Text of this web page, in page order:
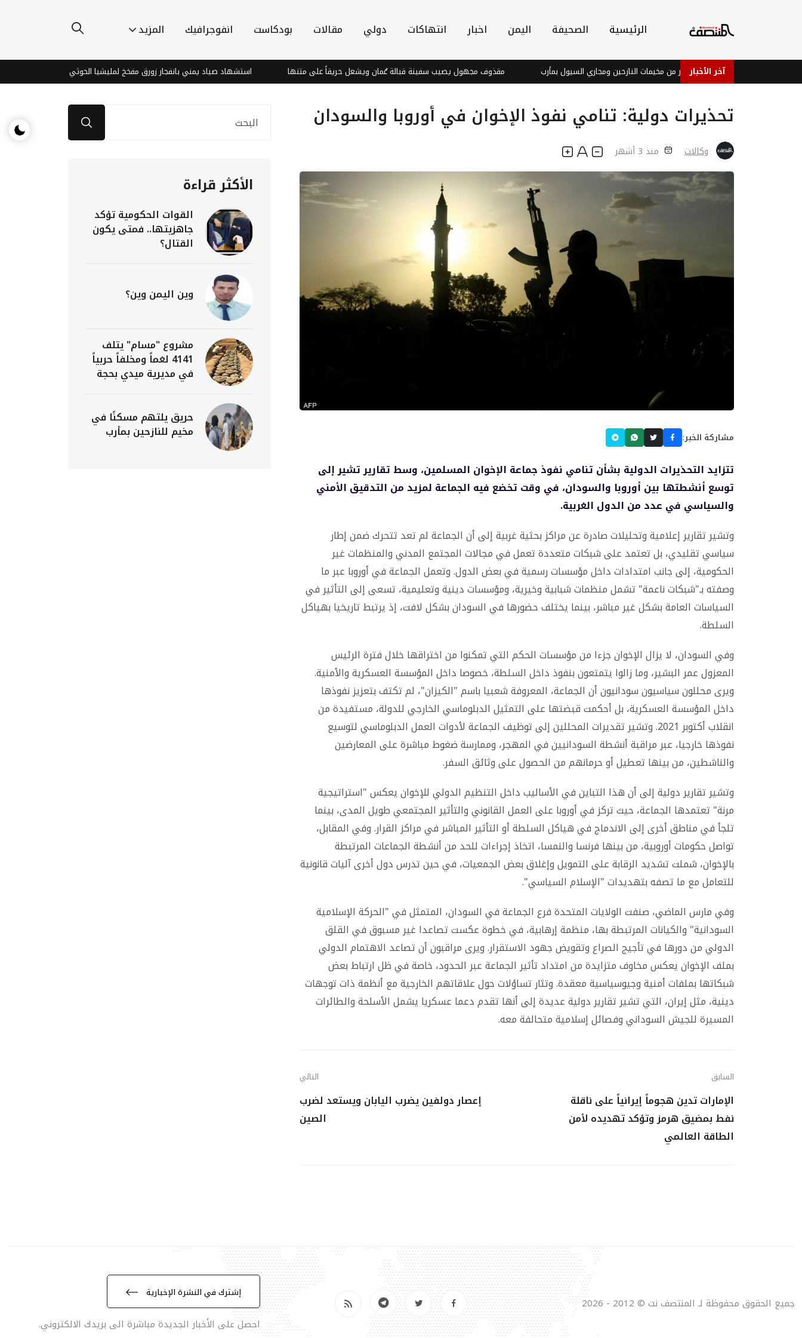
الرئيسية الصحيفة اليمن اخبار انتهاكات دولي مقالات بودكاست انفوجرافيك المزيد
آخر الأخبار
إتلاف ألغام وذخائر من مخيمات النازحين ومجاري السيول بمأرب مقذوف مجهول يصيب سفينة قبالة عُمان ويشعل حريقاً على متنها استشهاد صياد يمني بانفجار زورق مفخخ لمليشيا الحوثي في البحر الأحمر
تحذيرات دولية: تنامي نفوذ الإخوان في أوروبا والسودان
وكالات منذ 3 أشهر
مشاركة الخبر:
تتزايد التحذيرات الدولية بشأن تنامي نفوذ جماعة الإخوان المسلمين، وسط تقارير تشير إلى
توسع أنشطتها بين أوروبا والسودان، في وقت تخضع فيه الجماعة لمزيد من التدقيق الأمني
والسياسي في عدد من الدول الغربية.
وتشير تقارير إعلامية وتحليلات صادرة عن مراكز بحثية غربية إلى أن الجماعة لم تعد تتحرك ضمن إطار
سياسي تقليدي، بل تعتمد على شبكات متعددة تعمل في مجالات المجتمع المدني والمنظمات غير
الحكومية، إلى جانب امتدادات داخل مؤسسات رسمية في بعض الدول. وتعمل الجماعة في أوروبا عبر ما
وصفته بـ"شبكات ناعمة" تشمل منظمات شبابية وخيرية، ومؤسسات دينية وتعليمية، تسعى إلى التأثير في
السياسات العامة بشكل غير مباشر، بينما يختلف حضورها في السودان بشكل لافت، إذ يرتبط تاريخيا بهياكل
السلطة.
وفي السودان، لا يزال الإخوان جزءا من مؤسسات الحكم التي تمكنوا من اختراقها خلال فترة الرئيس
المعزول عمر البشير، وما زالوا يتمتعون بنفوذ داخل السلطة، خصوصا داخل المؤسسة العسكرية والأمنية.
ويرى محللون سياسيون سودانيون أن الجماعة، المعروفة شعبيا باسم "الكيزان"، لم تكتف بتعزيز نفوذها
داخل المؤسسة العسكرية، بل أحكمت قبضتها على التمثيل الدبلوماسي الخارجي للدولة، مستفيدة من
انقلاب أكتوبر 2021. وتشير تقديرات المحللين إلى توظيف الجماعة لأدوات العمل الدبلوماسي لتوسيع
نفوذها خارجيا، عبر مراقبة أنشطة السودانيين في المهجر، وممارسة ضغوط مباشرة على المعارضين
والناشطين، من بينها تعطيل أو حرمانهم من الحصول على وثائق السفر.
وتشير تقارير دولية إلى أن هذا التباين في الأساليب داخل التنظيم الدولي للإخوان يعكس "استراتيجية
مرنة" تعتمدها الجماعة، حيث تركز في أوروبا على العمل القانوني والتأثير المجتمعي طويل المدى، بينما
تلجأ في مناطق أخرى إلى الاندماج في هياكل السلطة أو التأثير المباشر في مراكز القرار. وفي المقابل،
تواصل حكومات أوروبية، من بينها فرنسا والنمسا، اتخاذ إجراءات للحد من أنشطة الجماعات المرتبطة
بالإخوان، شملت تشديد الرقابة على التمويل وإغلاق بعض الجمعيات، في حين تدرس دول أخرى آليات قانونية
للتعامل مع ما تصفه بتهديدات "الإسلام السياسي".
وفي مارس الماضي، صنفت الولايات المتحدة فرع الجماعة في السودان، المتمثل في "الحركة الإسلامية
السودانية" والكيانات المرتبطة بها، منظمة إرهابية، في خطوة عكست تصاعدا غير مسبوق في القلق
الدولي من دورها في تأجيج الصراع وتقويض جهود الاستقرار. ويرى مراقبون أن تصاعد الاهتمام الدولي
بملف الإخوان يعكس مخاوف متزايدة من امتداد تأثير الجماعة عبر الحدود، خاصة في ظل ارتباط بعض
شبكاتها بملفات أمنية وجيوسياسية معقدة. وتثار تساؤلات حول علاقاتهم الخارجية مع أنظمة ذات توجهات
دينية، مثل إيران، التي تشير تقارير دولية عديدة إلى أنها تقدم دعما عسكريا يشمل الأسلحة والطائرات
المسيرة للجيش السوداني وفصائل إسلامية متحالفة معه.
السابق
الإمارات تدين هجوماً إيرانياً على ناقلة
نفط بمضيق هرمز وتؤكد تهديده لأمن
الطاقة العالمي
التالي
إعصار دولفين يضرب اليابان ويستعد لضرب
الصين
الأكثر قراءة
القوات الحكومية تؤكد
جاهزيتها.. فمتى يكون
القتال؟
وين اليمن وين؟
مشروع "مسام" يتلف
4141 لغماً ومخلفاً حربياً
في مديرية ميدي بحجة
حريق يلتهم مسكنًا في
مخيم للنازحين بمأرب
جميع الحقوق محفوظة لـ المنتصف نت © 2012 - 2026
إشترك في النشرة الإخبارية
احصل على الأخبار الجديدة مباشرة الى بريدك الالكتروني.